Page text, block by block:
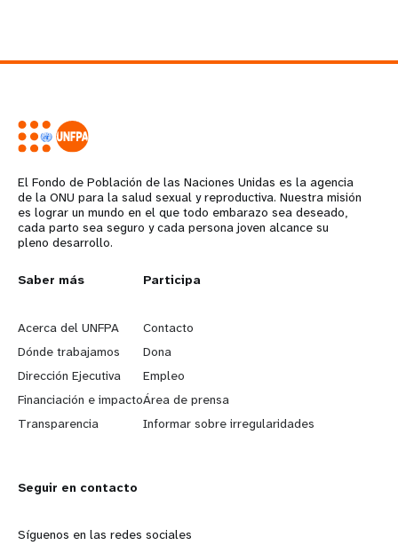
El Fondo de Población de las Naciones Unidas es la agencia
de la ONU para la salud sexual y reproductiva. Nuestra misión
es lograr un mundo en el que todo embarazo sea deseado,
cada parto sea seguro y cada persona joven alcance su
pleno desarrollo.
L
e
a
r
n
o
r
Saber más
Acerca del UNFPA
Dónde trabajamos
Dirección Ejecutiva
Financiación e impacto
Transparencia
G
o
b
e
y
d
Participa
Contacto
Dona
Empleo
Área de prensa
Informar sobre irregularidades
Seguir en contacto
Síguenos en las redes sociales